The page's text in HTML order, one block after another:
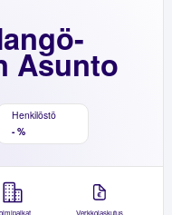
Asunto
Henkilöstö
- %
Verkkolaskutus